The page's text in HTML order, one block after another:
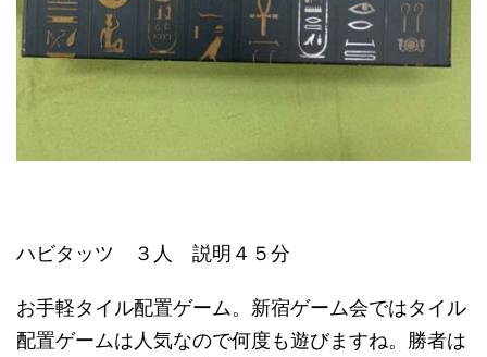
ハビタッツ ３人 説明４５分
お手軽タイル配置ゲーム。新宿ゲーム会ではタイル
配置ゲームは人気なので何度も遊びますね。勝者は